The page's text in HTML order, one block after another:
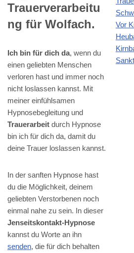
Trauerverarbeitu
ng für Wolfach.
Ich bin für dich da, wenn du
einen geliebten Menschen
verloren hast und immer noch
nicht loslassen kannst. Mit
meiner einfühlsamen
Hypnosebegleitung und
Trauerarbeit durch Hypnose
bin ich für dich da, damit du
deine Trauer loslassen kannst.
In der sanften Hypnose hast
du die Möglichkeit, deinem
geliebten Verstorbenen noch
einmal nahe zu sein. In dieser
Jenseitskontakt-Hypnose
kannst du Worte an ihn
senden, die für dich behalten